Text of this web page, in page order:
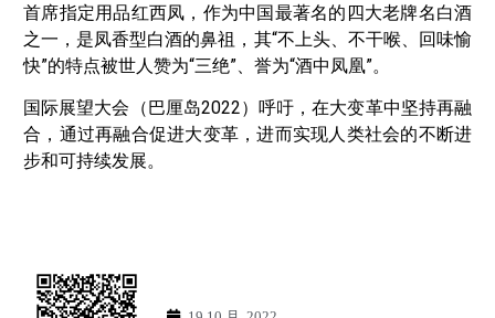
首席指定用品红西凤，作为中国最著名的四大老牌名白酒
之一，是凤香型白酒的鼻祖，其“不上头、不干喉、回味愉
快”的特点被世人赞为“三绝”、誉为“酒中凤凰”。
国际展望大会（巴厘岛2022）呼吁，在大变革中坚持再融
合，通过再融合促进大变革，进而实现人类社会的不断进
步和可持续发展。